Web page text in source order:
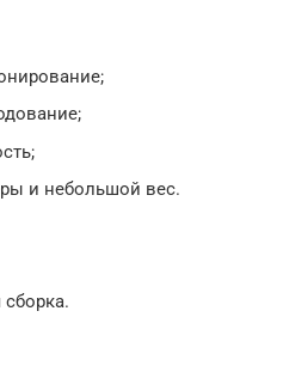
и небольшой вес.
сборка.